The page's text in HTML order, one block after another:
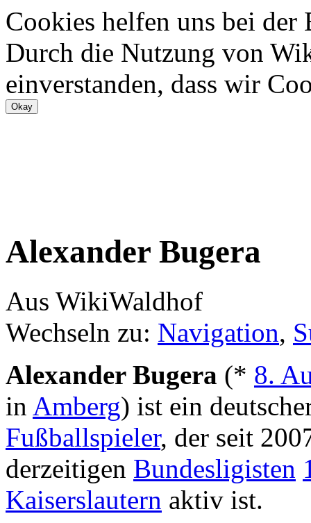
Cookies helfen uns bei
Durch die Nutzung von
einverstanden, dass wir
Alexander Bugera
Aus WikiWaldhof
Wechseln zu: Navigation,
Alexander Bugera (* 8.
in Amberg) ist ein
Fußballspieler, der seit
derzeitigen Bundesligisten
Kaiserslautern aktiv ist.